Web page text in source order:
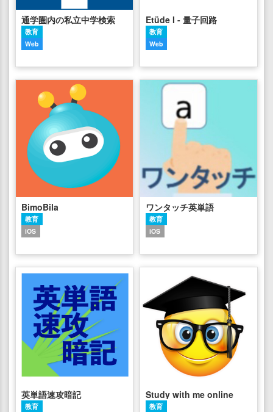
通学圏内の私立中学検索
教育
Web
Etüde I - 量子回路
教育
Web
BimoBila
教育
iOS
ワンタッチ英単語
教育
iOS
英単語速攻暗記
教育
Study with me online
教育